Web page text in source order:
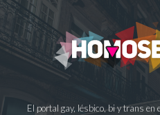
El portal gay, lésbico, bi y trans